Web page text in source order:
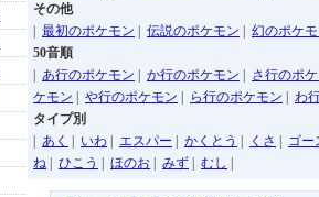
その他
最初のポケモン 伝説のポケモン
幻のポケ
50音順
あ行のポケモン か行のポケモン
さ行のポ
ケモン
や行のポケモン ら行のポケモン
わ
タイプ別
あく いわ エスパー かくとう くさ
ゴー
ね
ひこう ほのお みず むし